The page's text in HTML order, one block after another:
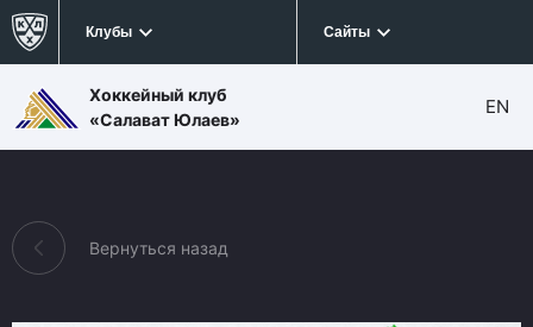
Клубы Сайты
Хоккейный клуб
«Салават Юлаев»
EN
Вернуться назад